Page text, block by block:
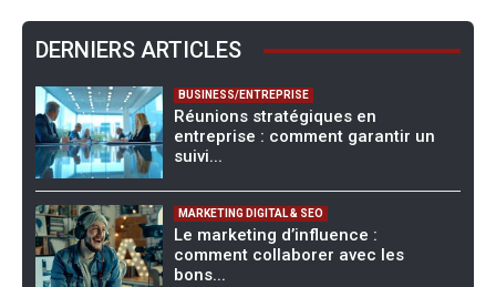
DERNIERS ARTICLES
BUSINESS/ENTREPRISE
Réunions stratégiques en
entreprise : comment garantir un
suivi...
MARKETING DIGITAL & SEO
Le marketing d’influence :
comment collaborer avec les
bons...